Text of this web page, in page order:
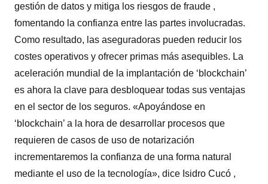
gestión de datos y mitiga los riesgos de fraude ,
fomentando la confianza entre las partes involucradas.
Como resultado, las aseguradoras pueden reducir los
costes operativos y ofrecer primas más asequibles. La
aceleración mundial de la implantación de ‘blockchain’
es ahora la clave para desbloquear todas sus ventajas
en el sector de los seguros. «Apoyándose en
‘blockchain’ a la hora de desarrollar procesos que
requieren de casos de uso de notarización
incrementaremos la confianza de una forma natural
mediante el uso de la tecnología», dice Isidro Cucó ,